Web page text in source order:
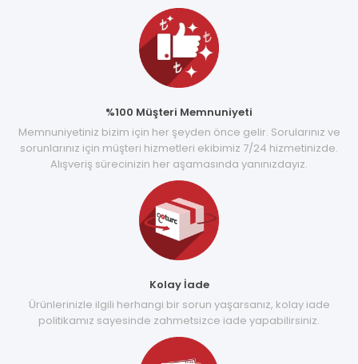
%100 Müşteri Memnuniyeti
Memnuniyetiniz bizim için her şeyden önce gelir. Sorularınız ve
sorunlarınız için müşteri hizmetleri ekibimiz 7/24 hizmetinizde.
Alışveriş sürecinizin her aşamasında yanınızdayız.
Kolay İade
Ürünlerinizle ilgili herhangi bir sorun yaşarsanız, kolay iade
politikamız sayesinde zahmetsizce iade yapabilirsiniz.